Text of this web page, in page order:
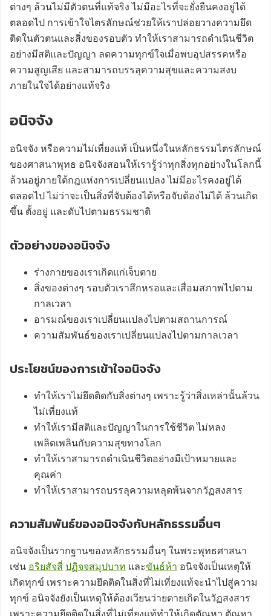
ต่างๆ ล้วนไม่มีตัวตนที่แท้จริง ไม่มีอะไรที่จะยั่งยืนคงอยู่ได้
ตลอดไป การเข้าใจไตรลักษณ์ช่วยให้เราปล่อยวางความยึด
ติดในตัวตนและสิ่งของรอบตัว ทำให้เราสามารถดำเนินชีวิต
อย่างมีสติและปัญญา ลดความทุกข์ใจเมื่อพบอุปสรรคหรือ
ความสูญเสีย และสามารถบรรลุความสุขและความสงบ
ภายในใจได้อย่างแท้จริง
อนิจจัง
อนิจจัง หรือความไม่เที่ยงแท้ เป็นหนึ่งในหลักธรรมไตรลักษณ์
ของศาสนาพุทธ อนิจจังสอนให้เรารู้ว่าทุกสิ่งทุกอย่างในโลกนี้
ล้วนอยู่ภายใต้กฎแห่งการเปลี่ยนแปลง ไม่มีอะไรคงอยู่ได้
ตลอดไป ไม่ว่าจะเป็นสิ่งที่จับต้องได้หรือจับต้องไม่ได้ ล้วนเกิด
ขึ้น ตั้งอยู่ และดับไปตามธรรมชาติ
ตัวอย่างของอนิจจัง
ร่างกายของเราเกิดแก่เจ็บตาย
สิ่งของต่างๆ รอบตัวเราสึกหรอและเสื่อมสภาพไปตาม
กาลเวลา
อารมณ์ของเราเปลี่ยนแปลงไปตามสถานการณ์
ความสัมพันธ์ของเราเปลี่ยนแปลงไปตามกาลเวลา
ประโยชน์ของการเข้าใจอนิจจัง
ทำให้เราไม่ยึดติดกับสิ่งต่างๆ เพราะรู้ว่าสิ่งเหล่านั้นล้วน
ไม่เที่ยงแท้
ทำให้เรามีสติและปัญญาในการใช้ชีวิต ไม่หลง
เพลิดเพลินกับความสุขทางโลก
ทำให้เราสามารถดำเนินชีวิตอย่างมีเป้าหมายและ
คุณค่า
ทำให้เราสามารถบรรลุความหลุดพ้นจากวัฏสงสาร
ความสัมพันธ์ของอนิจจังกับหลักธรรมอื่นๆ
อนิจจังเป็นรากฐานของหลักธรรมอื่นๆ ในพระพุทธศาสนา
เช่น อริยสัจสี่ ปฏิจจสมุปบาท และขันธ์ห้า อนิจจังเป็นเหตุให้
เกิดทุกข์ เพราะความยึดติดในสิ่งที่ไม่เที่ยงแท้จะนำไปสู่ความ
ทุกข์ อนิจจังยังเป็นเหตุให้ต้องเวียนว่ายตายเกิดในวัฏสงสาร